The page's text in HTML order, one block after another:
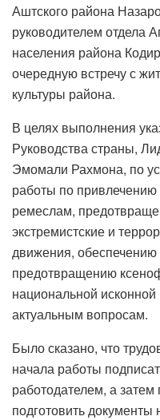
Аштского района
руководителем отдела
населения района
очередную встречу с
культуры района.
В целях выполнения
Руководства страны,
Эмомали Рахмона, по
работы по
ремеслам,
экстремистские и
движения,
предотвращению
национальной
актуальным вопросам.
Было сказано, что
начала работы
работодателем, а затем
подготовить